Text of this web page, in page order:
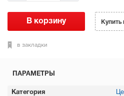
в закладки
Купить
ПАРАМЕТРЫ
Категория